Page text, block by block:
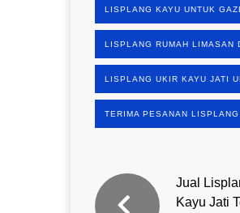
LISPLANG KAYU UNTUK
LISPLANG RUMAH LIMASAN
LISPLANG UKIR KAYU JATI
TERIMA PESANAN
Jual
Kayu Jati